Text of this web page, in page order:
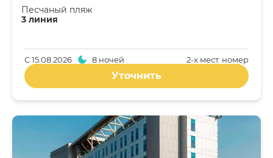
3 линия
Песчаный пляж
2-x мест. номер
С15.08.2026 8 ночей
Уточнить